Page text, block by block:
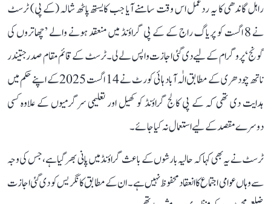
راہل گاندھی کا یہ ردعمل اس وقت سامنے آیا جب کایستھ پاٹھ شالہ (کے پی) ٹرسٹ
نے 8 اگست کو پریاگ راج کے کے پی گراؤنڈ میں منعقد ہونے والے ’چھاتروں کی
گونج‘ پروگرام کے لیے دی گئی اجازت واپس لے لی۔ ٹرسٹ کے قائم مقام صدر جتیندر
ناتھ چودھری کے مطابق الٰہ آباد ہائی کورٹ نے 14 اگست 2025 کے اپنے حکم میں
ہدایت دی تھی کہ کے پی کالج گراؤنڈ کو کھیل اور تعلیمی سرگرمیوں کے علاوہ کسی
دوسرے مقصد کے لیے استعمال نہ کیا جائے۔
ٹرسٹ نے یہ بھی کہا کہ حالیہ بارشوں کے باعث گراؤنڈ میں پانی بھر گیا ہے، جس کی وجہ
سے وہاں عوامی اجتماع کا انعقاد محفوظ نہیں ہے۔ ان کے مطابق کانگریس کو دی گئی اجازت